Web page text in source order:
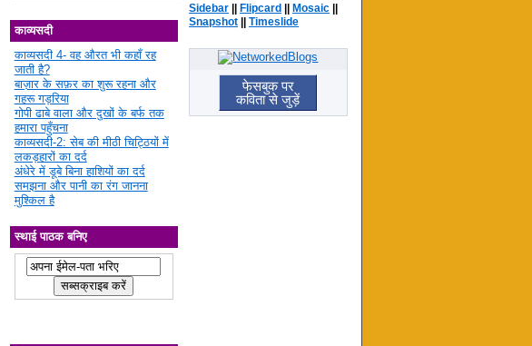
काव्यसदी
काव्यसदी 4- वह औरत भी कहाँ रह
जाती है?
बाज़ार के सफ़र का शुरू रहना और
गहरू गड़रिया
गोपी ढाबे वाला और दुखों के बर्फ तक
हमारा पहुँचना
काव्यसदी-2: सेब की मीठी चिट्ठियों में
लकड़हारों का दर्द
अंधेरे में डूबे बिना हाशियों का दर्द
समझना और पानी का रंग जानना
मुश्किल है
स्थाई पाठक बनिए
Sidebar ||Flipcard ||Mosaic ||
Snapshot ||Timeslide
फेसबुक पर
कविता से जुड़ें